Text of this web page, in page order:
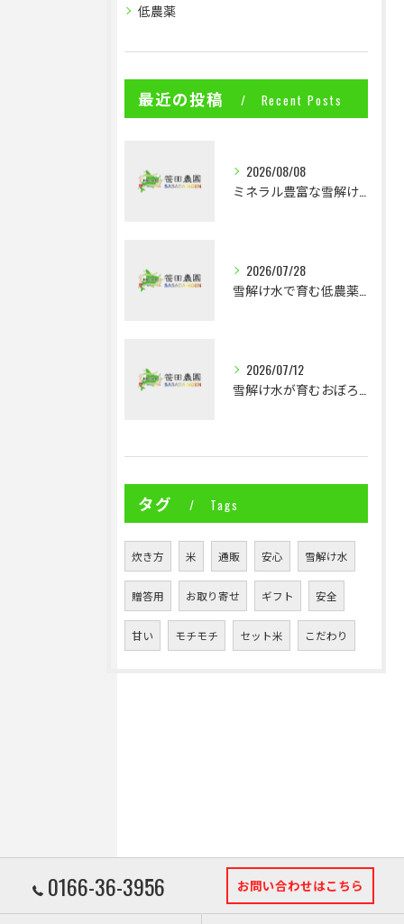
低農薬
最近の投稿 Recent Posts
2026/08/08
2026/07/28
2026/07/12
タグ Tags
炊き方 米 通販 安心 雪解け水
贈答用 お取り寄せ ギフト 安全
甘い モチモチ セット米 こだわり
0166-36-3956 お問い合わせはこちら